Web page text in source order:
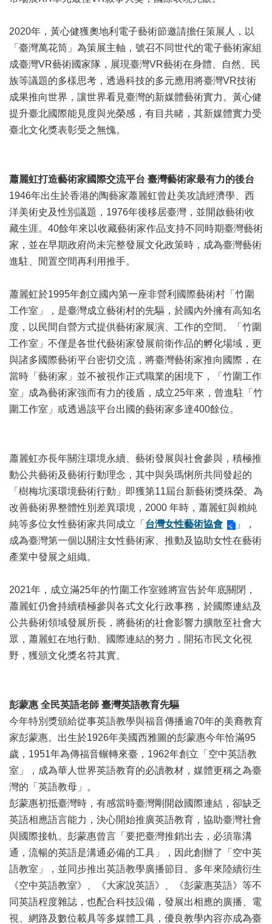
平
臺
專
區
常
見
問
答
北
市
政
府
政
府
資
訊
著
作
權
聲
明
隱
護
政
策
資
訊
安
全
政
政
府
網
站
資
宣
告
相
關
連
結
2020年，黃心健獲奧地利電子藝術節邀請擔任策展人，以
「臺灣萬花筒」為策展主軸，號召不同世代的電子藝術家組
成臺灣VR藝術國家隊，展現臺灣VR藝術在身體、自然、民
族等議題的多樣思考，透過科技的多元應用將臺灣VR技術
成果推向世界，讓世界看見臺灣的新媒體藝術實力。黃心健
提升臺北國際能見度與光榮感，有目共睹，其新媒體實力受
臺北文化獎表彰受之無愧。
蕭麗虹打造藝術家國際交流平台 臺灣藝術家最有力的後台
1946年出生於香港的陶藝家蕭麗虹曾赴美攻讀經濟學、西
洋美術史及性別議題，1976年後移居臺灣，並開啟藝術收
藏生涯。40餘年來以收藏藝術家作品支持不同時期臺灣藝術
家，並在早期政府尚未完整發展文化政策時，成為臺灣藝術
進駐、閒置空間再利用推手。
蕭麗虹於1995年創立國內第一座非營利國際藝術村「竹圍
工作室」，是臺灣成立藝術村的先驅，於國內外擁有高知名
度，以民間自營方式提供藝術家展演、工作的空間。「竹圍
工作室」不僅是各世代藝術家發展前衛作品的孵化場域，更
與諸多國際藝術平台密切交流，將臺灣藝術家推向國際，在
當時「藝術家」並不被視作正式職業的困境下，「竹圍工作
室」成為藝術家強而有力的後盾，成立25年來，曾進駐「竹
圍工作室」或透過該平台出國的藝術家多達400餘位。
蕭麗虹亦長年關注環境永續、藝術發展與社會參與，積極推
動公共藝術及藝術行動理念，其中與吳瑪悧所共同發起的
「樹梅坑溪環境藝術行動」即獲第11屆台新藝術獎殊榮。為
改善藝術界整體性別差異環境，2000 年時，蕭麗虹與賴純
純等多位女性藝術家共同成立「 台灣女性藝術協會
」，
成為臺灣第一個以關注女性藝術家、推動及協助女性在藝術
產業中發展之組織。
2021年，成立滿25年的竹圍工作室雖將宣告於年底關閉，
蕭麗虹仍會持續積極參與各式文化行政事務，於國際連結及
公共藝術領域發展所長，將藝術的社會影響力擴散至社會大
眾，蕭麗虹在地行動、國際連結的努力，開拓市民文化視
野，獲頒文化獎名符其實。
彭蒙惠 全民英語老師 臺灣英語教育先驅
今年特別獎頒給從事英語教學與福音傳播逾70年的美裔教育
家彭蒙惠。出生於1926年美國西雅圖的彭蒙惠今年恰滿95
歲，1951年為傳福音輾轉來臺，1962年創立「空中英語教
室」，成為華人世界英語教育的必讀教材，媒體更稱之為臺
灣的「英語教母」。
彭蒙惠初抵臺灣時，有感當時臺灣剛開啟國際連結，卻缺乏
英語相應語言能力，決心開始推廣英語教育，協助臺灣社會
與國際接軌。彭蒙惠曾言「要把臺灣推銷出去，必須靠溝
通，流暢的英語是溝通必備的工具」，因此創辦了「空中英
語教室」，並同步推出英語教學廣播節目。多年來陸續衍生
《空中英語教室》、《大家說英語》、《彭蒙惠英語》等不
同英語程度雜誌，也配合科技設備，發展出相應的廣播、電
視、網路及數位載具等多媒體工具，優良教學內容亦成為臺